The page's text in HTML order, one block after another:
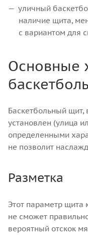
уличный
наличие щита,
с вариантом для
Основные
Баскетбольный щит,
установлен (улица
определенными
не позволит
Разметка
Этот параметр щита
не сможет
вероятный отскок